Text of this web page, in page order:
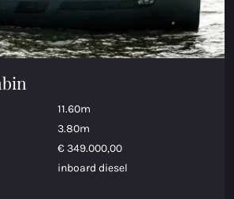
Electrisch
11.60m
3.80m
€ 349.000,00
inboard diesel